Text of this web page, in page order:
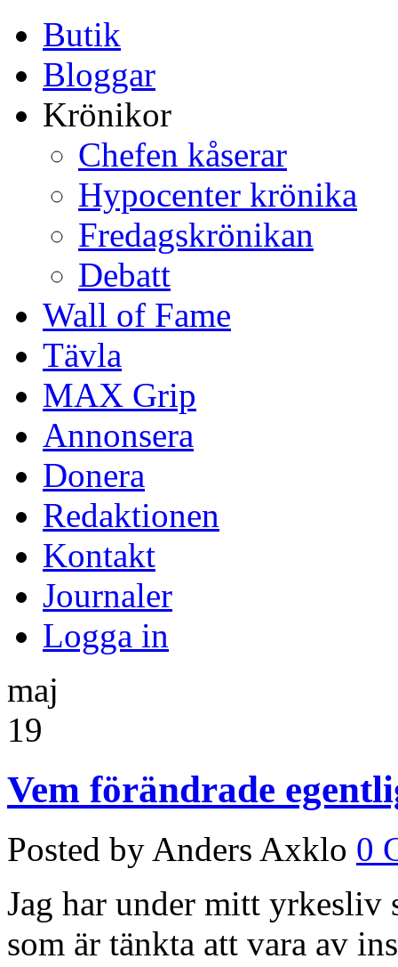
Butik
Bloggar
Krönikor
Chefen kåserar
Hypocenter krönika
Fredagskrönikan
Debatt
Wall of Fame
Tävla
MAX Grip
Annonsera
Donera
Redaktionen
Kontakt
Journaler
Logga in
maj
19
Vem förändrade
Posted by Anders Axklo 0
Jag har under mitt yrkesliv
som är tänkta att vara av